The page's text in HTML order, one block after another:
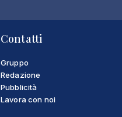
Contatti
Gruppo
Redazione
Pubblicità
Lavora con noi